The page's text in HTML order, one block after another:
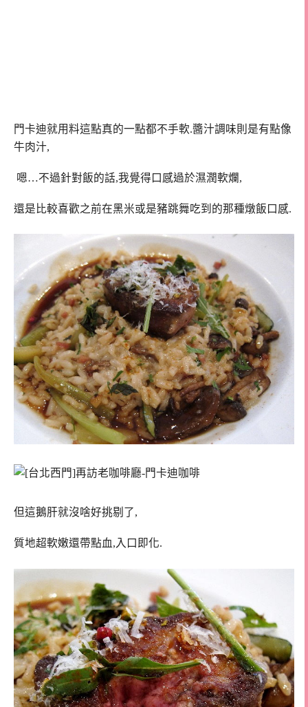
門卡迪就用料這點真的一點都不手軟.醬汁調味則是有點像
牛肉汁,
嗯…不過針對飯的話,我覺得口感過於濕潤軟爛,
還是比較喜歡之前在黑米或是豬跳舞吃到的那種燉飯口感.
但這鵝肝就沒啥好挑剔了,
質地超軟嫩還帶點血,入口即化.